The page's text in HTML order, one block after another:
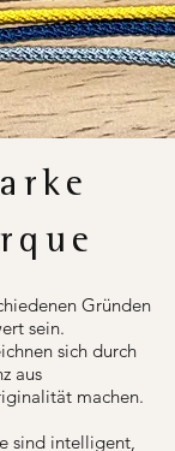
Gründen
sein.
sich durch
aus
machen.
sind intelligent,